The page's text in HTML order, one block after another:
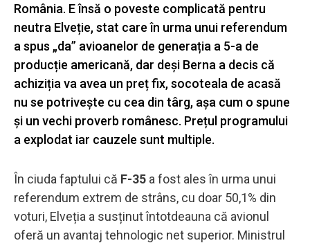
România. E însă o poveste complicată pentru
neutra Elveție, stat care în urma unui referendum
a spus „da” avioanelor de generația a 5-a de
producție americană, dar deși Berna a decis că
achiziția va avea un preț fix, socoteala de acasă
nu se potrivește cu cea din târg, așa cum o spune
și un vechi proverb românesc. Prețul programului
a explodat iar cauzele sunt multiple.
În ciuda faptului că F-35 a fost ales în urma unui
referendum extrem de strâns, cu doar 50,1% din
voturi, Elveția a susținut întotdeauna că avionul
oferă un avantaj tehnologic net superior. Ministrul